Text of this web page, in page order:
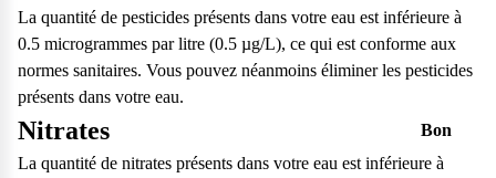
La quantité de pesticides présents dans votre eau est inférieure à
0.5 microgrammes par litre (0.5 µg/L), ce qui est conforme aux
normes sanitaires. Vous pouvez néanmoins éliminer les pesticides
présents dans votre eau.
Nitrates
Bon
La quantité de nitrates présents dans votre eau est inférieure à
Questions fréquentes
Consultez notre page de FAQ pour trouver toutes les réponses à